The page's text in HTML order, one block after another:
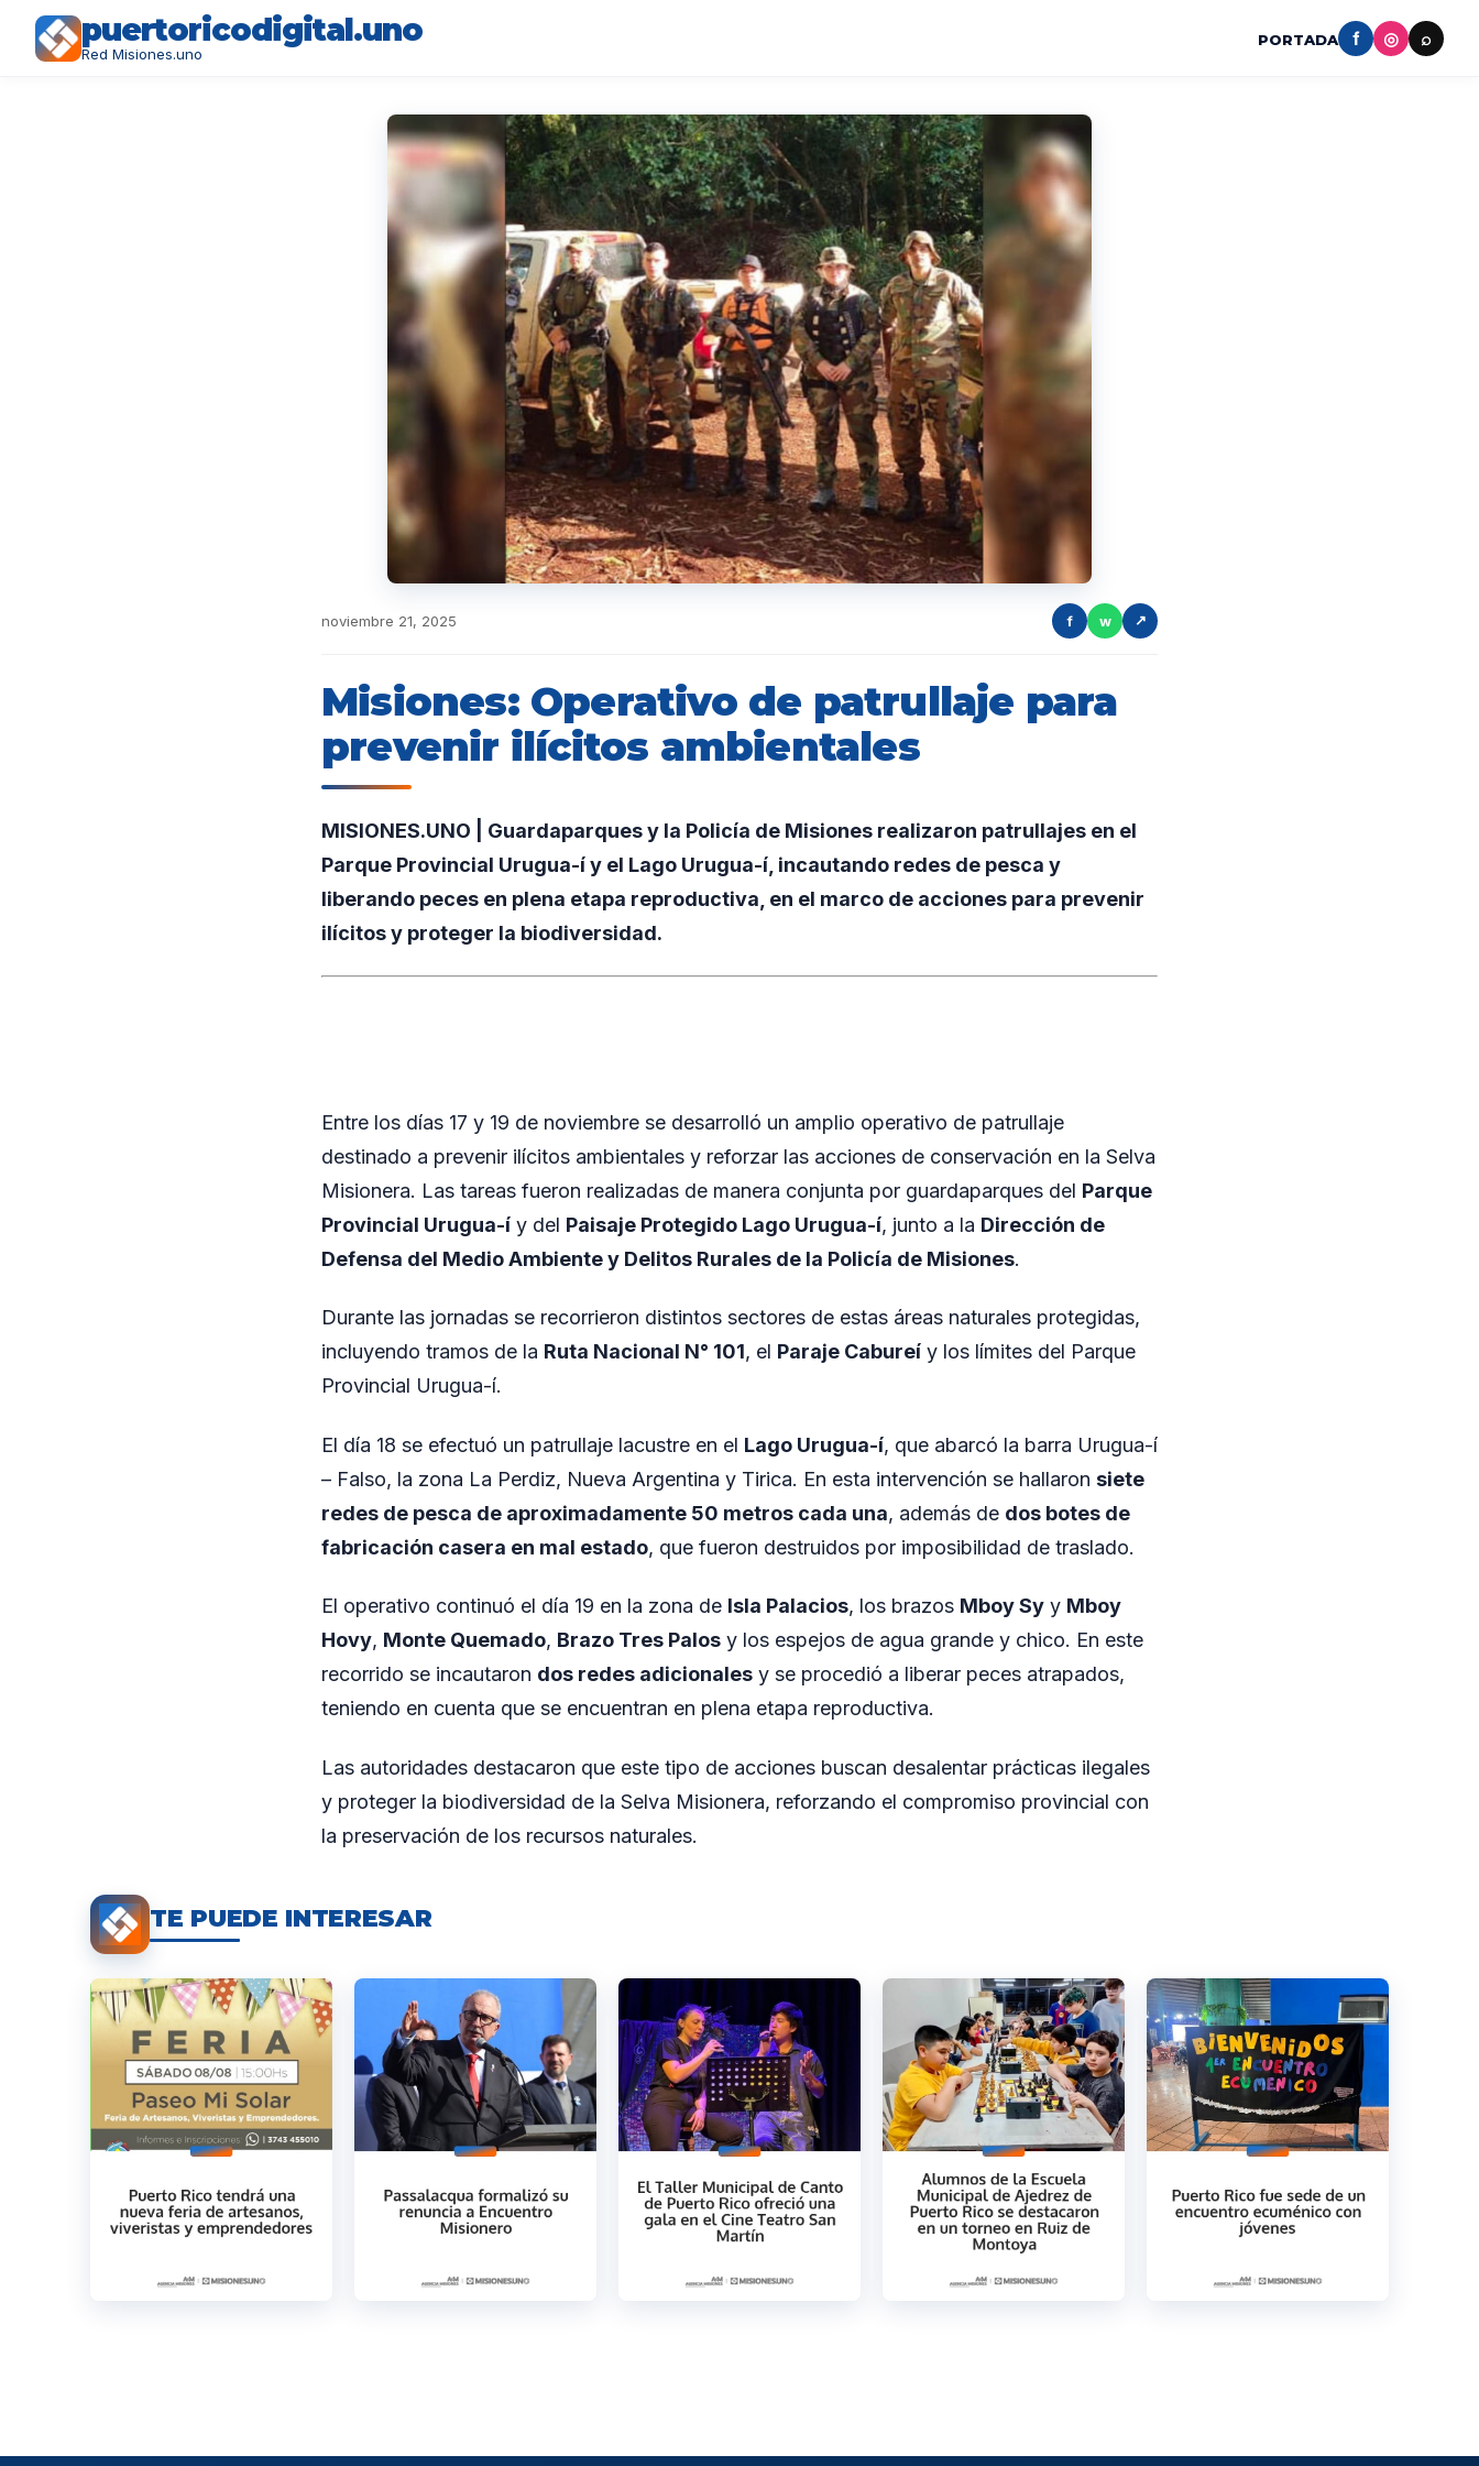
puertoricodigital.uno
Red Misiones.uno
PORTADA f ◎ ⌕
noviembre 21, 2025 f w ↗
Misiones: Operativo de patrullaje para
prevenir ilícitos ambientales
MISIONES.UNO | Guardaparques y la Policía de Misiones realizaron patrullajes en el
Parque Provincial Urugua-í y el Lago Urugua-í, incautando redes de pesca y
liberando peces en plena etapa reproductiva, en el marco de acciones para prevenir
ilícitos y proteger la biodiversidad.
Entre los días 17 y 19 de noviembre se desarrolló un amplio operativo de patrullaje
destinado a prevenir ilícitos ambientales y reforzar las acciones de conservación en la Selva
Misionera. Las tareas fueron realizadas de manera conjunta por guardaparques del Parque
Provincial Urugua-í y del Paisaje Protegido Lago Urugua-í, junto a la Dirección de
Defensa del Medio Ambiente y Delitos Rurales de la Policía de Misiones.
Durante las jornadas se recorrieron distintos sectores de estas áreas naturales protegidas,
incluyendo tramos de la Ruta Nacional N° 101, el Paraje Cabureí y los límites del Parque
Provincial Urugua-í.
El día 18 se efectuó un patrullaje lacustre en el Lago Urugua-í, que abarcó la barra Urugua-í
– Falso, la zona La Perdiz, Nueva Argentina y Tirica. En esta intervención se hallaron siete
redes de pesca de aproximadamente 50 metros cada una, además de dos botes de
fabricación casera en mal estado, que fueron destruidos por imposibilidad de traslado.
El operativo continuó el día 19 en la zona de Isla Palacios, los brazos Mboy Sy y Mboy
Hovy, Monte Quemado, Brazo Tres Palos y los espejos de agua grande y chico. En este
recorrido se incautaron dos redes adicionales y se procedió a liberar peces atrapados,
teniendo en cuenta que se encuentran en plena etapa reproductiva.
Las autoridades destacaron que este tipo de acciones buscan desalentar prácticas ilegales
y proteger la biodiversidad de la Selva Misionera, reforzando el compromiso provincial con
la preservación de los recursos naturales.
TE PUEDE INTERESAR